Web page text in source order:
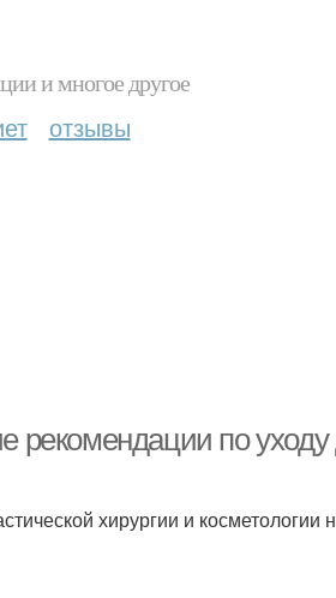
и многое другое
отзывы
рекомендации по уходу
хирургии и косметологии